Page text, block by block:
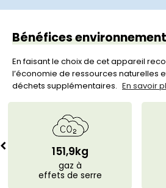
Bénéfices
En faisant le choix de cet appareil
l’économie de ressources naturelles
déchets supplémentaires. En savoir
151,9kg
gaz à
effets de serre